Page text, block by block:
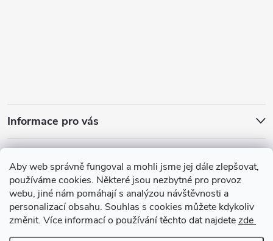
Aby web správně fungoval a mohli jsme jej dále zlepšovat,
používáme cookies. Některé jsou nezbytné pro provoz
webu, jiné nám pomáhají s analýzou návštěvnosti a
personalizací obsahu. Souhlas s cookies můžete kdykoliv
změnit. Více informací o používání těchto dat najdetezde
Informace pro vás
Zajímavosti ze světa vůní